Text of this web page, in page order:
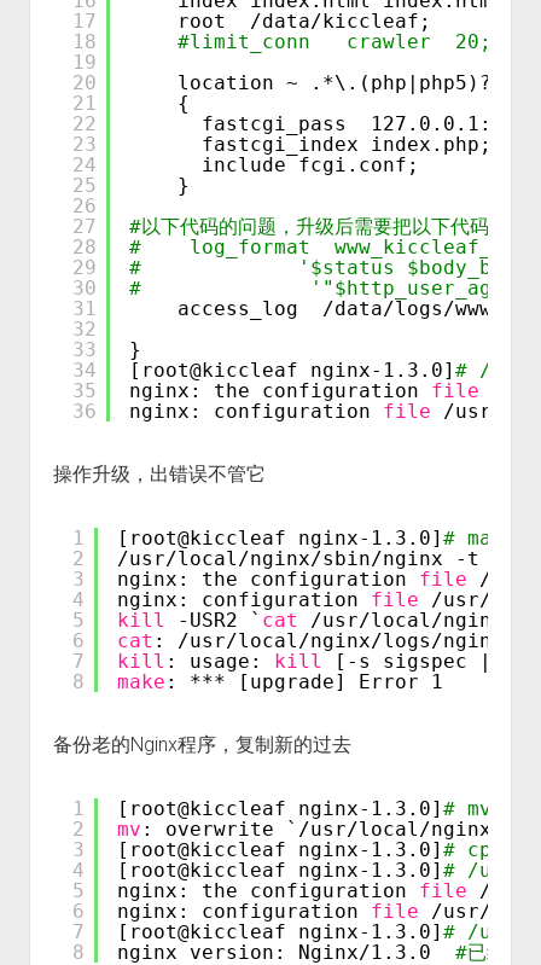
17
18
19
20
21
22
23
24
25
26
27
28
29
30
31
32
33
34
35
36
root /data/kiccleaf ;
#limit_conn   crawler  20;
location ~ .*\.(php|php5)?$
{
fastcgi_pass
fastcgi_index index.php;
include fcgi.conf;
}
#以下代码的问题，升级后需要把以下代码拿
#    log_format
#             '$status
#
access_log /data/logs/
}
[root@kiccleaf nginx-1.3.0] # /usr/
nginx: the configuration file
nginx: configuration file /usr/
操作升级，出错误不管它
1
2
3
4
5
6
7
8
[root@kiccleaf nginx-1.3.0] # make
/usr/local/nginx/sbin/nginx
-t
nginx: the configuration file
/usr/
nginx: configuration file
/usr/
kill
-USR2 ` cat
/usr/local/nginx/
cat : /usr/local/nginx/logs/nginx
kill : usage: kill
[-s sigspec | -n
make : *** [upgrade] Error 1
备份老的Nginx程序，复制新的过去
1
2
3
4
5
6
7
8
[root@kiccleaf nginx-1.3.0] # mv /
mv : overwrite ` /usr/local/nginx/
[root@kiccleaf nginx-1.3.0] # cp
[root@kiccleaf nginx-1.3.0] # /usr/
nginx: the configuration file
/usr/
nginx: configuration file
/usr/
[root@kiccleaf nginx-1.3.0] # /usr/
nginx version: Nginx/1 .3.0 #已经是